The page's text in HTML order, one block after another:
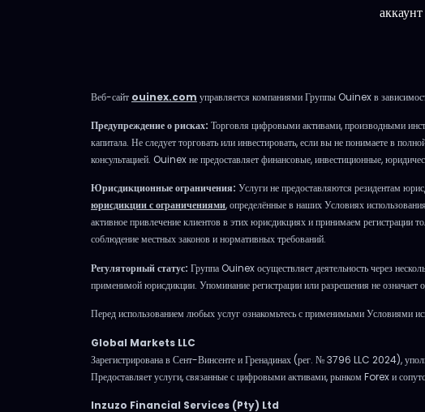
аккаунт
Веб-сайт ouinex.com управляется компаниями Группы Ouinex в
Предупреждение о рисках: Торговля цифровыми активами, производными
капитала. Не следует торговать или инвестировать, если вы не понимаете в
консультацией. Ouinex не предоставляет финансовые, инвестиционные,
Юрисдикционные ограничения: Услуги не предоставляются резидентам
юрисдикции с ограничениями, определённые в наших Условиях
активное привлечение клиентов в этих юрисдикциях и принимаем регистрации
соблюдение местных законов и нормативных требований.
Регуляторный статус: Группа Ouinex осуществляет деятельность через
применимой юрисдикции. Упоминание регистрации или разрешения не
Перед использованием любых услуг ознакомьтесь с применимыми Условиями
Global Markets LLC
Зарегистрирована в Сент-Винсенте и Гренадинах (рег. № 3796 LLC 2024),
Предоставляет услуги, связанные с цифровыми активами, рынком Forex и
Inzuzo Financial Services (Pty) Ltd